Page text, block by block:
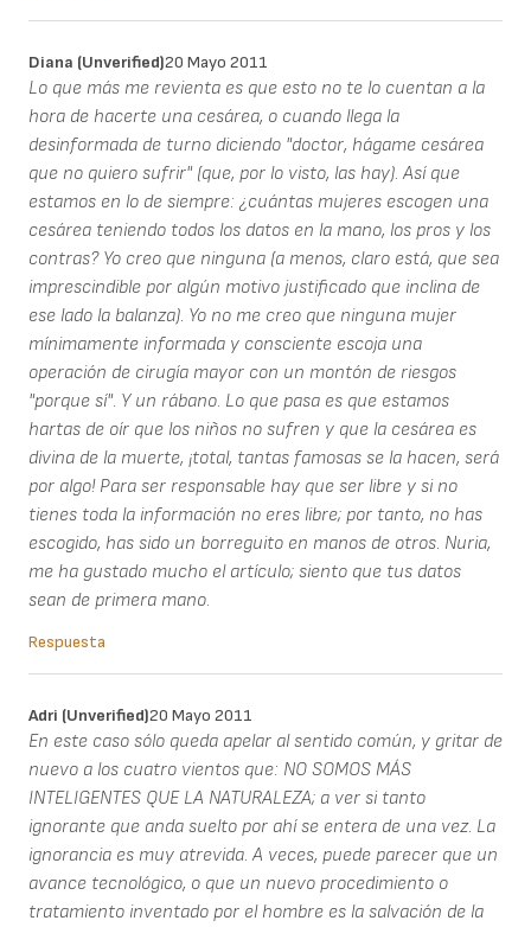
Diana (unverified)20 Mayo 2011
Lo que más me revienta es que esto no te lo cuentan a la
hora de hacerte una cesárea, o cuando llega la
desinformada de turno diciendo "doctor, hágame cesárea
que no quiero sufrir" (que, por lo visto, las hay). Así que
estamos en lo de siempre: ¿cuántas mujeres escogen una
cesárea teniendo todos los datos en la mano, los pros y los
contras? Yo creo que ninguna (a menos, claro está, que sea
imprescindible por algún motivo justificado que inclina de
ese lado la balanza). Yo no me creo que ninguna mujer
mínimamente informada y consciente escoja una
operación de cirugía mayor con un montón de riesgos
"porque sí". Y un rábano. Lo que pasa es que estamos
hartas de oír que los niños no sufren y que la cesárea es
divina de la muerte, ¡total, tantas famosas se la hacen, será
por algo! Para ser responsable hay que ser libre y si no
tienes toda la información no eres libre; por tanto, no has
escogido, has sido un borreguito en manos de otros. Nuria,
me ha gustado mucho el artículo; siento que tus datos
sean de primera mano.
Respuesta
Adri (unverified)20 Mayo 2011
En este caso sólo queda apelar al sentido común, y gritar de
nuevo a los cuatro vientos que: NO SOMOS MÁS
INTELIGENTES QUE LA NATURALEZA; a ver si tanto
ignorante que anda suelto por ahí se entera de una vez. La
ignorancia es muy atrevida. A veces, puede parecer que un
avance tecnológico, o que un nuevo procedimiento o
tratamiento inventado por el hombre es la salvación de la